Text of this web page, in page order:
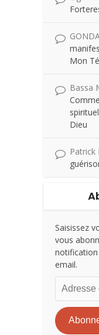
Mon
Bassa
Dieu
Patrick
Saisissez
vous
notification
email.
Adresse
e-
mail